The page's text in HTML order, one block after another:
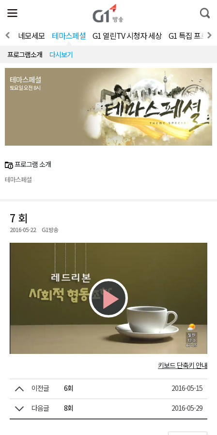
전
체
뉴
열
통
합
색
쇼 네모세모 테마스페셜 G1 열린TV 시청자 세상 G1 특집 프로그
프로그램소개 다시보기
테마스페셜
토요일 오전 8시
프로그램 소개
테마스페셜
7 회
2016-05-22 G1방송
Play
Video키보드 단축키 안내
이전글 6회 2016-05-15
다음글 8회 2016-05-29